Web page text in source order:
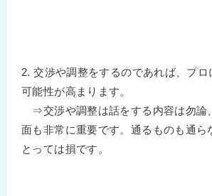
2. 交渉や調整をするのであれば、プロ
可能性が高まります。
⇒交渉や調整は話をする内容は勿論
面も非常に重要です。通るものも通ら
とっては損です。